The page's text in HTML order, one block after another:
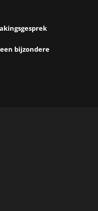
bijzondere